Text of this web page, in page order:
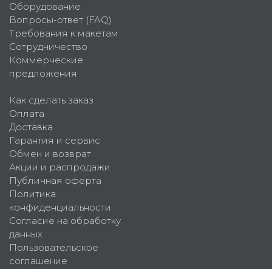
Оборудование
Вопросы-ответ (FAQ)
Требования к макетам
Сотрудничество
Коммерческие
предложения
Как сделать заказ
Оплата
Доставка
Гарантия и сервис
Обмен и возврат
Акции и распродажи
Публичная оферта
Политика
конфиденциальности
Согласие на обработку
данных
Пользовательское
соглашение